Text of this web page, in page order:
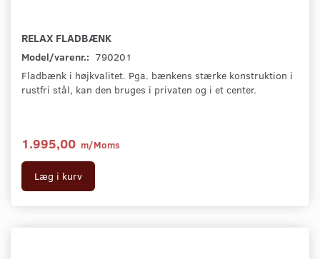
RELAX FLADBÆNK
Model/varenr.: 790201
Fladbænk i højkvalitet. Pga. bænkens stærke konstruktion i
rustfri stål, kan den bruges i privaten og i et center.
1.995,00 m/Moms
Læg i kurv